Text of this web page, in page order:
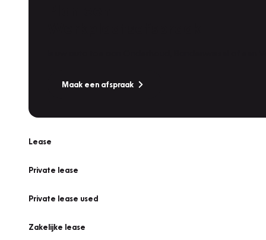
Maak een afspraak
Lease
Private lease
Private lease used
Zakelijke lease